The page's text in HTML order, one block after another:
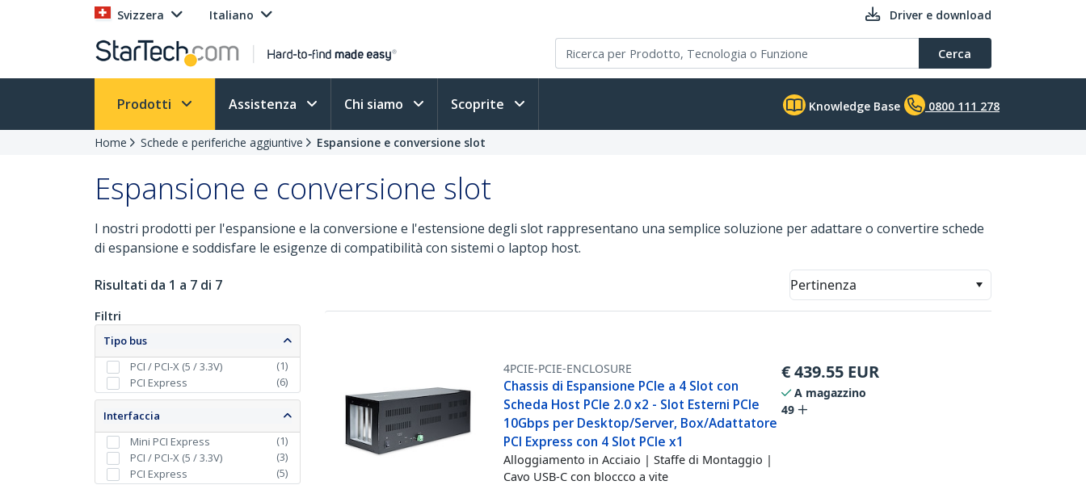
Svizzera Italiano Driver e download
Cerca
Prodotti Assistenza Chi siamo Scoprite Knowledge Base 0800 111 278
Home Schede e periferiche aggiuntive Espansione e conversione slot
Espansione e conversione slot
I nostri prodotti per l'espansione e la conversione e l'estensione degli slot rappresentano una semplice soluzione per adattare o convertire schede
di espansione e soddisfare le esigenze di compatibilità con sistemi o laptop host.
Risultati da 1 a 7 di 7 Pertinenza
Filtri
Tipo bus
PCI / PCI-X (5 / 3.3V)
(1)
PCI Express
(6)
Interfaccia
Mini PCI Express
(1)
PCI / PCI-X (5 / 3.3V)
(3)
PCI Express
(5)
4PCIE-PCIE-ENCLOSURE
Chassis di Espansione PCIe a 4 Slot con
Scheda Host PCIe 2.0 x2 - Slot Esterni PCIe
10Gbps per Desktop/Server, Box/Adattatore
PCI Express con 4 Slot PCIe x1
Alloggiamento in Acciaio | Staffe di Montaggio |
Cavo USB-C con bloccco a vite
€439.55 EUR
A magazzino
49